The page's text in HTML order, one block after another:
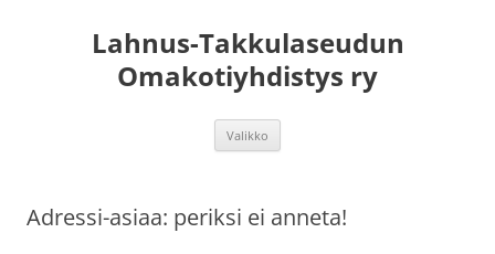
Lahnus-Takkulaseudun
Omakotiyhdistys ry
Valikko
Adressi-asiaa: periksi ei anneta!